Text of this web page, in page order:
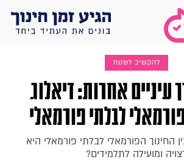
להקשיב לשטח
עיניים אחרות: דיאלוג
פורמאלי לבלתי פורמאלי
החינוך הפורמאלי לבלתי פורמאלי היא
ומועילה לתלמידים?